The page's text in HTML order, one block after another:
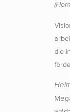
die